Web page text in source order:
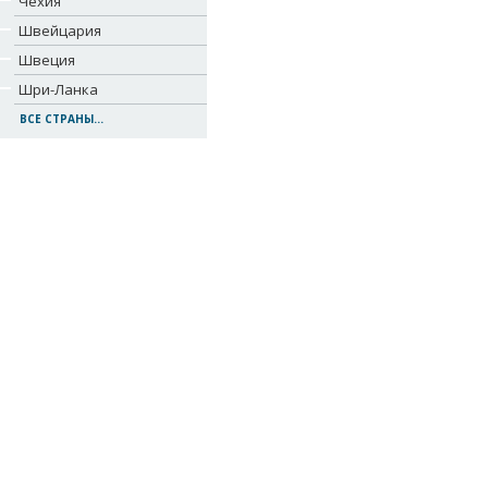
Швейцария
Швеция
Шри-Ланка
ВСЕ СТРАНЫ...